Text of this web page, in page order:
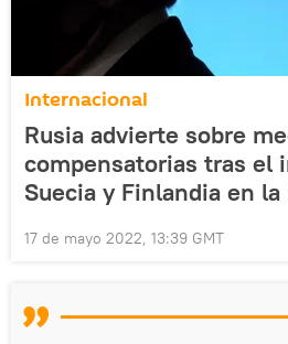
Internacional
Rusia advierte sobre
compensatorias tras el
Suecia y Finlandia en la
17 de mayo 2022, 13:39 GMT